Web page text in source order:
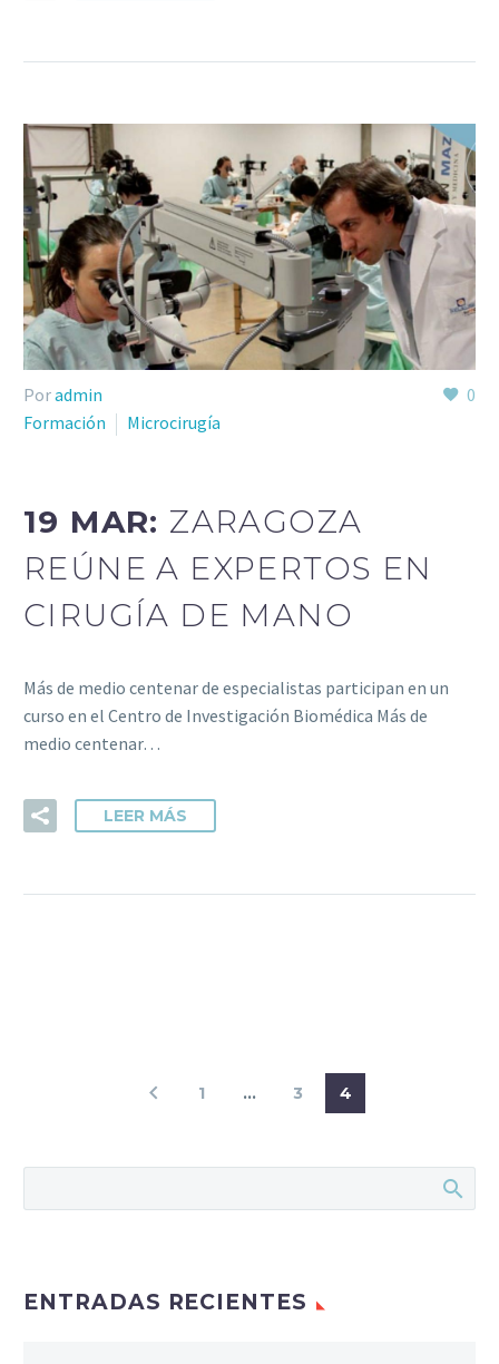
0
Poradmin
Formación
Microcirugía
19 MAR: ZARAGOZA
REÚNE A EXPERTOS EN
CIRUGÍA DE MANO
Más de medio centenar de especialistas participan en un
curso en el Centro de Investigación Biomédica Más de
medio centenar…
LEER MÁS
1 … 3 4
ENTRADAS RECIENTES